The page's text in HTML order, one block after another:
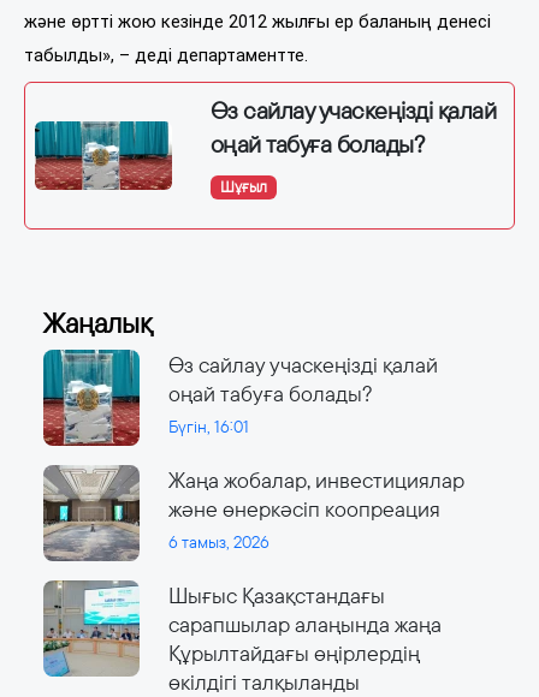
және өртті жою кезінде 2012 жылғы ер баланың денесі
табылды», – деді департаментте.
Өз сайлау учаскеңізді қалай
оңай табуға болады?
Шұғыл
Жаңалық
Өз сайлау учаскеңізді қалай
оңай табуға болады?
Бүгін, 16:01
Жаңа жобалар, инвестициялар
және өнеркәсіп коопреация
6 тамыз, 2026
Шығыс Қазақстандағы
сарапшылар алаңында жаңа
Құрылтайдағы өңірлердің
өкілдігі талқыланды